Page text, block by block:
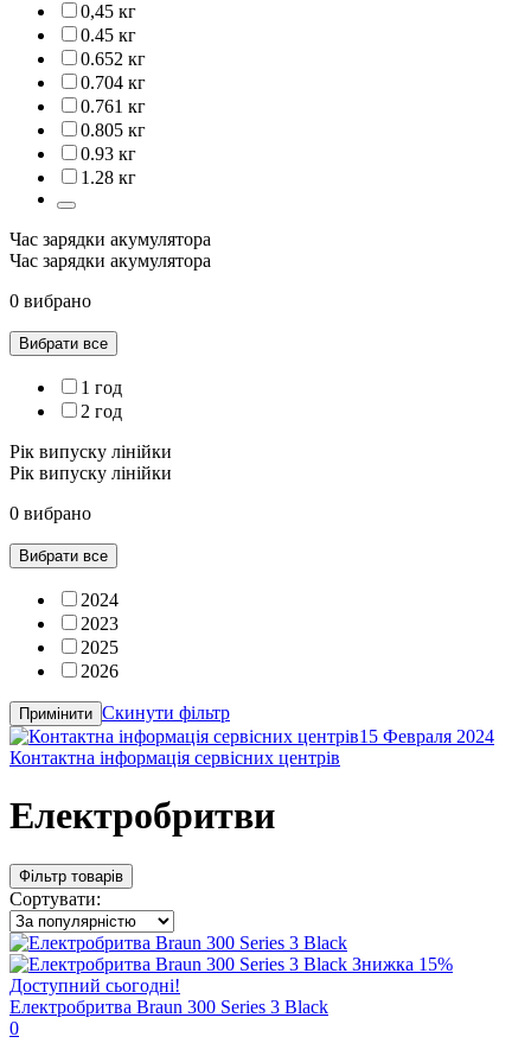
0,45 кг
0.45 кг
0.652 кг
0.704 кг
0.761 кг
0.805 кг
0.93 кг
1.28 кг
Час зарядки акумулятора
Час зарядки акумулятора
0 вибрано
Вибрати все
1 год
2 год
Рік випуску лінійки
Рік випуску лінійки
0 вибрано
Вибрати все
2024
2023
2025
2026
Примінити Скинути фільтр
15 Февраля 2024
Контактна інформація сервісних центрів
Електробритви
Фільтр товарів
Сортувати:
Знижка 15%
Доступний сьогодні!
Електробритва Braun 300 Series 3 Black
0